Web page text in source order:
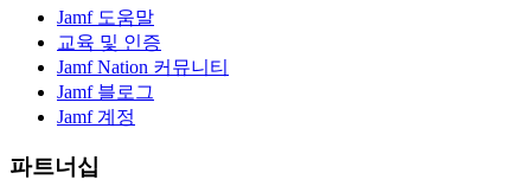
Jamf 도움말
교육 및 인증
Jamf Nation 커뮤니티
Jamf 블로그
Jamf 계정
파트너십